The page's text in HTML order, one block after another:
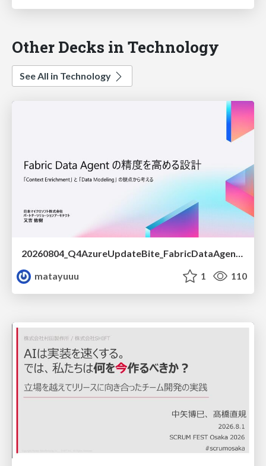
Other Decks in Technology
See All in Technology
matayuuu
1 110